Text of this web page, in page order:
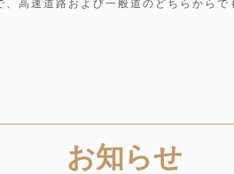
高速道路および一般道のどちらから
お知らせ